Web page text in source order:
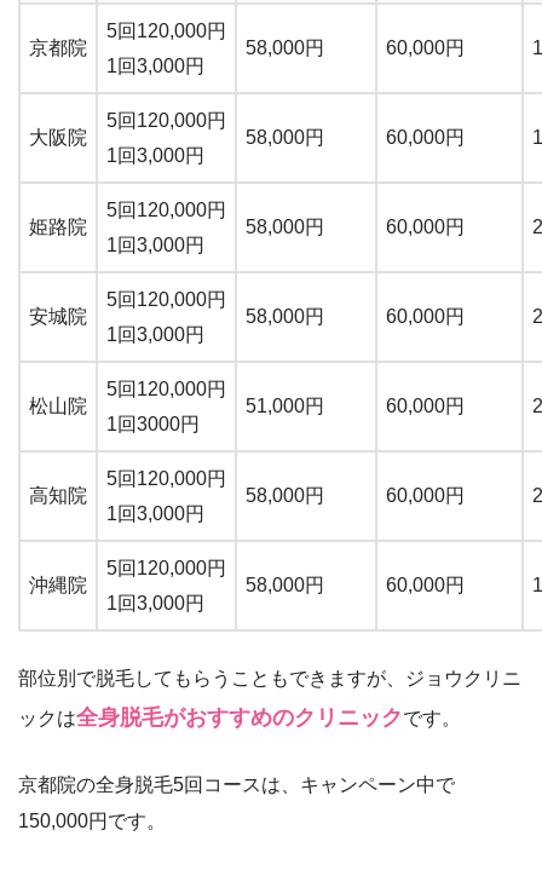
京都院
5回120,000円
1回3,000円
58,000円 60,000円
大阪院
5回120,000円
1回3,000円
58,000円 60,000円
姫路院
5回120,000円
1回3,000円
58,000円 60,000円
安城院
5回120,000円
1回3,000円
58,000円 60,000円
松山院
5回120,000円
1回3000円
51,000円 60,000円
高知院
5回120,000円
1回3,000円
58,000円 60,000円
沖縄院
5回120,000円
1回3,000円
58,000円 60,000円
部位別で脱毛してもらうこともできますが、ジョウクリニ
ックは全身脱毛がおすすめのクリニックです。
京都院の全身脱毛5回コースは、キャンペーン中で
150,000円です。